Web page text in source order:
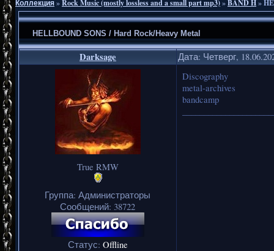
Коллекция»Rock Music (mostly lossless and a small part mp3)»BAND H»
HELLBOUND SONS / Hard Rock/Heavy Metal
Darksage Дата: Четверг,
True RMW
Группа: Администраторы
Сообщений: 38722
Статус: Offline
Discography
metal-archives
bandcamp